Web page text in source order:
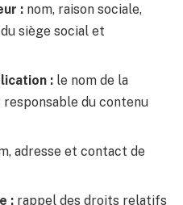
: nom, raison sociale,
siège social et
: le nom de la
du contenu
adresse et contact de
: rappel des droits relatifs